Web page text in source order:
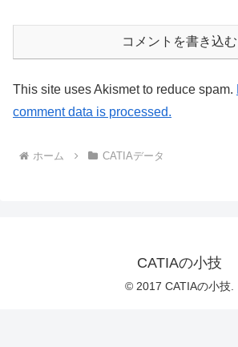
コメントを書き込む
This site uses Akismet to reduce spam.
comment data is processed.
ホーム CATIAデータ
CATIAの小技
© 2017 CATIAの小技.